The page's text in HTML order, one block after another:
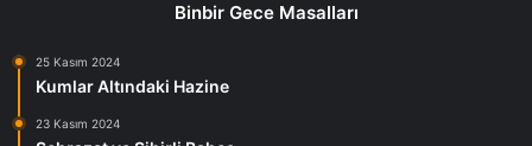
Binbir Gece Masalları
25 Kasım 2024
Kumlar Altındaki Hazine
23 Kasım 2024